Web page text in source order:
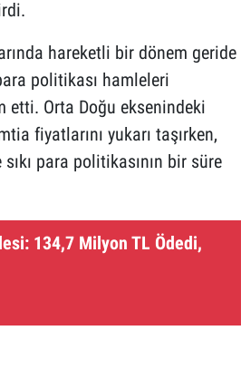
hareketli bir dönem geride
politikası hamleleri
etti. Orta Doğu eksenindeki
fiyatlarını yukarı taşırken,
para politikasının bir süre
134,7 Milyon TL Ödedi,